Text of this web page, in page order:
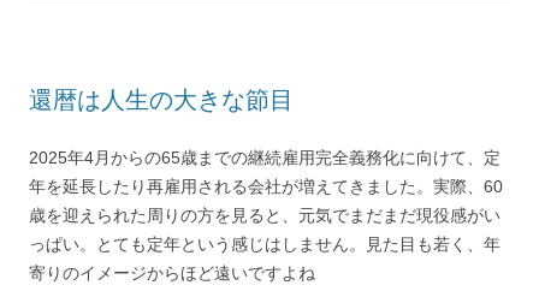
o
k
還暦は人生の大きな節目
2025年4月からの65歳までの継続雇用完全義務化に向けて、定
年を延長したり再雇用される会社が増えてきました。実際、60
歳を迎えられた周りの方を見ると、元気でまだまだ現役感がい
っぱい。とても定年という感じはしません。見た目も若く、年
寄りのイメージからほど遠いですよね